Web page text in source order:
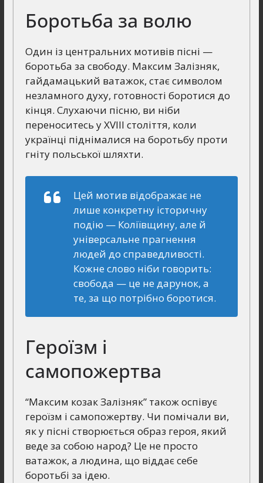
Боротьба за волю
Один із центральних мотивів пісні —
боротьба за свободу. Максим Залізняк,
гайдамацький ватажок, стає символом
незламного духу, готовності боротися до
кінця. Слухаючи пісню, ви ніби
переноситесь у XVIII століття, коли
українці піднімалися на боротьбу проти
гніту польської шляхти.
Цей мотив відображає не
лише конкретну історичну
подію — Коліївщину, але й
універсальне прагнення
людей до справедливості.
Кожне слово ніби говорить:
свобода — це не дарунок, а
те, за що потрібно боротися.
Героїзм і
самопожертва
“Максим козак Залізняк” також оспівує
героїзм і самопожертву. Чи помічали ви,
як у пісні створюється образ героя, який
веде за собою народ? Це не просто
ватажок, а людина, що віддає себе
боротьбі за ідею.